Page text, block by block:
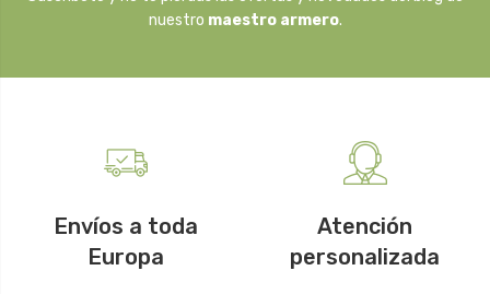
nuestro maestro armero.
Envíos a toda
Europa
Atención
personalizada